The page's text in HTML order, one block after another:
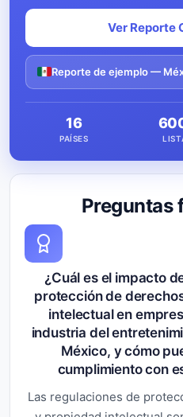
Preguntas
¿Cuál es el impacto
protección de
intelectual en
industria del
México, y cómo
cumplimiento con
Las regulaciones de
Ver Reporte
Reporte de ejemplo —
16
PAÍSES